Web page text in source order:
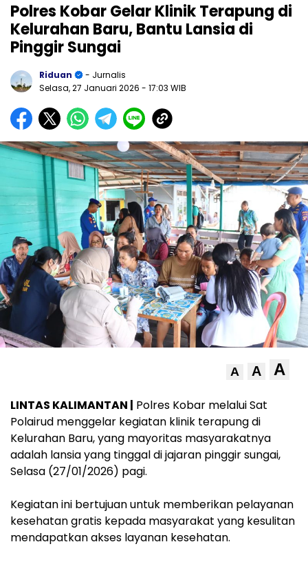
Polres Kobar Gelar Klinik Terapung di
Kelurahan Baru, Bantu Lansia di
Pinggir Sungai
Riduan
- Jurnalis
Selasa, 27 Januari 2026 - 17:03 WIB
A A A
LINTAS KALIMANTAN | Polres Kobar melalui Sat
Polairud menggelar kegiatan klinik terapung di
Kelurahan Baru, yang mayoritas masyarakatnya
adalah lansia yang tinggal di jajaran pinggir sungai,
Selasa (27/01/2026) pagi.
Kegiatan ini bertujuan untuk memberikan pelayanan
kesehatan gratis kepada masyarakat yang kesulitan
mendapatkan akses layanan kesehatan.